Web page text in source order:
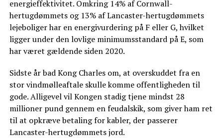
energieffektivitet. Omkring 14% af Cornwall-
hertugdømmets og 13% af Lancaster-hertugdømmets
lejeboliger har en energivurdering på F eller G, hvilket
ligger under den lovlige minimumsstandard på E, som
har været gældende siden 2020.
Sidste år bad Kong Charles om, at overskuddet fra en
stor vindmølleaftale skulle komme offentligheden til
gode. Alligevel vil Kongen stadig tjene mindst 28
millioner pund gennem en feudalskik, som giver ham ret
til at opkræve betaling for kabler, der passerer
Lancaster-hertugdømmets jord.